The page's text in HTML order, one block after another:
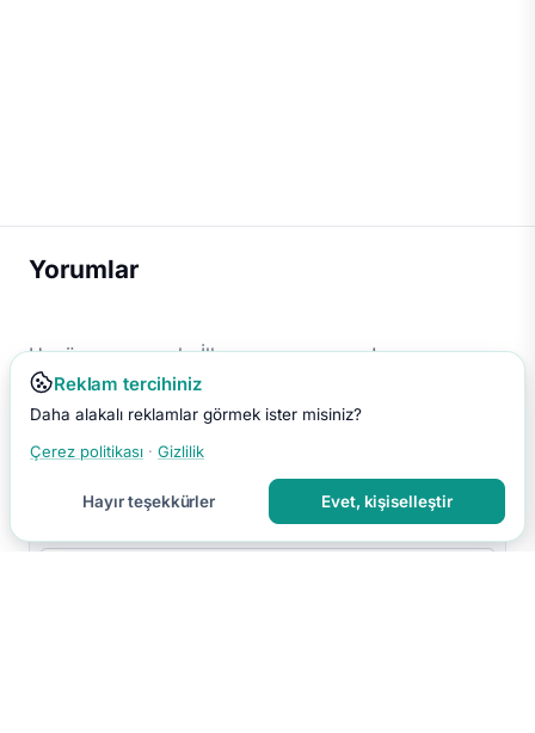
Yorumlar
Henüz yorum yok. İlk yorumu sen yap!
Reklam tercihiniz
Daha alakalı reklamlar görmek ister misiniz?
Çerez politikası · Gizlilik
Hayır teşekkürler Evet, kişiselleştir